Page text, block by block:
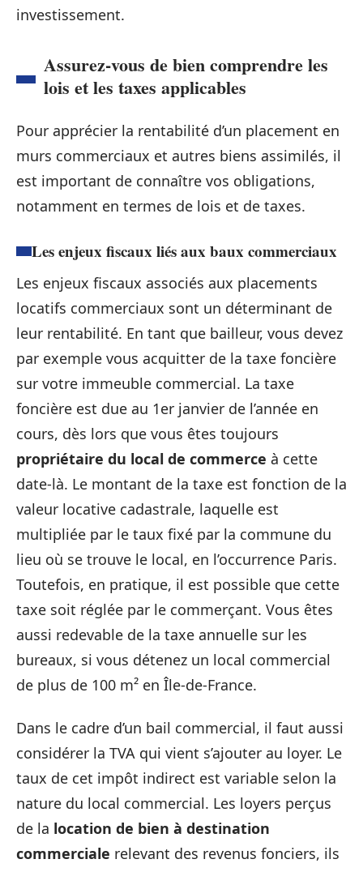
investissement.
Assurez-vous de bien comprendre les
lois et les taxes applicables
Pour apprécier la rentabilité d’un placement en
murs commerciaux et autres biens assimilés, il
est important de connaître vos obligations,
notamment en termes de lois et de taxes.
Les enjeux fiscaux liés aux baux commerciaux
Les enjeux fiscaux associés aux placements
locatifs commerciaux sont un déterminant de
leur rentabilité. En tant que bailleur, vous devez
par exemple vous acquitter de la taxe foncière
sur votre immeuble commercial. La taxe
foncière est due au 1er janvier de l’année en
cours, dès lors que vous êtes toujours
propriétaire du local de commerce à cette
date-là. Le montant de la taxe est fonction de la
valeur locative cadastrale, laquelle est
multipliée par le taux fixé par la commune du
lieu où se trouve le local, en l’occurrence Paris.
Toutefois, en pratique, il est possible que cette
taxe soit réglée par le commerçant. Vous êtes
aussi redevable de la taxe annuelle sur les
bureaux, si vous détenez un local commercial
de plus de 100 m² en Île-de-France.
Dans le cadre d’un bail commercial, il faut aussi
considérer la TVA qui vient s’ajouter au loyer. Le
taux de cet impôt indirect est variable selon la
nature du local commercial. Les loyers perçus
de la location de bien à destination
commerciale relevant des revenus fonciers, ils